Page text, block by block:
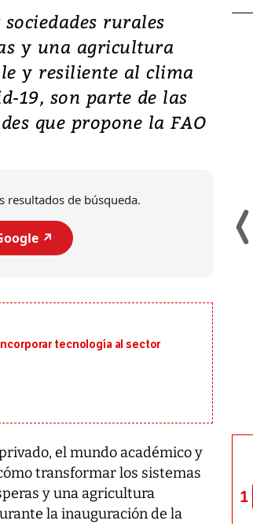
sociedades rurales
y una agricultura
y resiliente al clima
19, son parte de las
que propone la FAO
resultados de búsqueda.
↗️
tecnología al sector
el mundo académico y
transformar los sistemas
y una agricultura
la inauguración de la
Video: Lula lanza su
candidatura con
promesas de inversión
en defensa, educación y
tierras raras
Entre recuerdos y escuetas
da Silva, oficializó este domingo su
1